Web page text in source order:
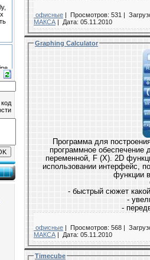
офисные | Просмотров: 531 |
МАКСА | Дата: 05.11.2010
Graphing Calculator
Программа для
программное
переменной, F (X). 2D
использовании интерфейс,
функции
-
-
-
офисные | Просмотров: 568 |
МАКСА | Дата: 05.11.2010
Timecube